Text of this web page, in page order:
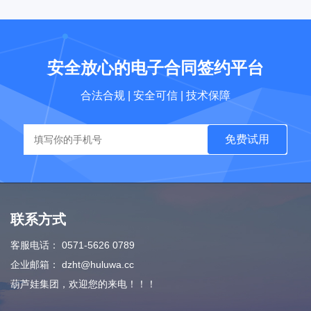
安全放心的电子合同签约平台
合法合规 | 安全可信 | 技术保障
免费试用
联系方式
客服电话：
0571-5626 0789
企业邮箱：
dzht@huluwa.cc
葫芦娃集团，欢迎您的来电！！！